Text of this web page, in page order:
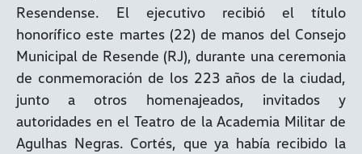
Resendense. El ejecutivo recibió el título
honorífico este martes (22) de manos del Consejo
Municipal de Resende (RJ), durante una ceremonia
de conmemoración de los 223 años de la ciudad,
junto a otros homenajeados, invitados y
autoridades en el Teatro de la Academia Militar de
Agulhas Negras. Cortés, que ya había recibido la